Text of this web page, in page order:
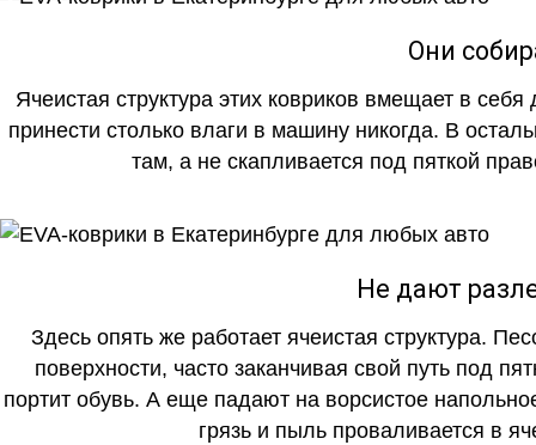
Они
Ячеистая структура этих ковриков вмещает в
принести столько влаги в машину никогда. В
там, а не скапливается под пяткой
Не дают
Здесь опять же работает ячеистая структура.
поверхности, часто заканчивая свой путь под
портит обувь. А еще падают на ворсистое
грязь и пыль проваливается в